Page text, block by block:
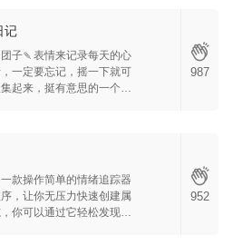
记
子🍡表情来记录每天的心
一定要忘记，摇一下就可
起来，挺有意思的一个
987
款操作简单的情绪追踪器
，让你无压力快速创建属
你可以通过它轻松发现自
952